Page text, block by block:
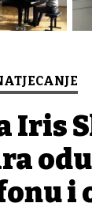
Iris
i